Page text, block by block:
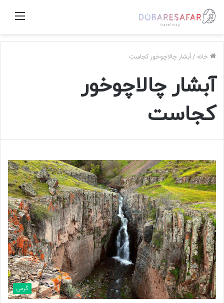
منو
خانه /آبشار چالاچوخور کجاست
آبشار چالاچوخور
کجاست
گرمی